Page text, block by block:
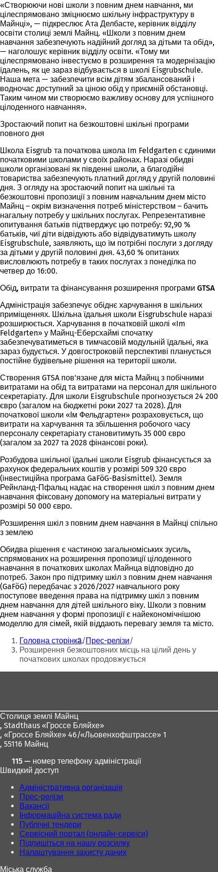
«Створюючи нові школи з повним днем навчання, ми
цілеспрямовано зміцнюємо шкільну інфраструктуру в
Майнці», — підкреслює Ата Делбасте, керівник відділу
освіти столиці землі Майнц. «Школи з повним днем
навчання забезпечують надійний догляд за дітьми та обід»,
— наголошує керівник відділу освіти. «Тому ми
цілеспрямовано інвестуємо в розширення та модернізацію
їдалень, як це зараз відбувається в школі Eisgrubschule.
Наша мета — забезпечити всім дітям збалансований і
водночас доступний за ціною обід у приємній обстановці.
Таким чином ми створюємо важливу основу для успішного
цілоденного навчання».
Зростаючий попит на безкоштовні шкільні програми
повного дня
Школа Eisgrub та початкова школа Im Feldgarten є єдиними
початковими школами у своїх районах. Наразі обидві
школи організовані як південні школи, а благодійні
товариства забезпечують платний догляд у другій половині
дня. З огляду на зростаючий попит на шкільні та
безкоштовні пропозиції з повним навчальним днем місто
Майнц – окрім визначення потреб міністерством – бачить
нагальну потребу у шкільних послугах. Репрезентативне
опитування батьків підтверджує цю потребу: 92,90 %
батьків, чиї діти відвідують або відвідуватимуть школу
Eisgrubschule, заявляють, що їм потрібні послуги з догляду
за дітьми у другій половині дня. 43,60 % опитаних
висловлюють потребу в таких послугах з понеділка по
четвер до 16:00.
Обід, витрати та фінансування розширення програми GTSA
Адміністрація забезпечує обіднє харчування в шкільних
приміщеннях. Шкільна їдальня школи Eisgrubschule наразі
розширюється. Харчування в початковій школі «Im
Feldgarten» у Майнц-Еберсхаймі спочатку
забезпечуватиметься в тимчасовій модульній їдальні, яка
зараз будується. У довгостроковій перспективі планується
постійне будівельне рішення на території школи.
Створення GTSA пов'язане для міста Майнц з побічними
витратами на обід та витратами на персонал для шкільного
секретаріату. Для школи Eisgrubschule прогнозується 24 200
євро (загалом на бюджетні роки 2027 та 2028). Для
початкової школи «Ім Фельдгартен» розраховується, що
витрати на харчування та збільшення робочого часу
персоналу секретаріату становитимуть 35 000 євро
(загалом за 2027 та 2028 фінансові роки).
Розбудова шкільної їдальні школи Eisgrub фінансується за
рахунок федеральних коштів у розмірі 509 320 євро
(інвестиційна програма GaFöG-Basismittel). Земля
Рейнланд-Пфальц надає на створення шкіл з повним днем
навчання фіксовану допомогу на матеріальні витрати у
розмірі 50 000 євро.
Розширення шкіл з повним днем навчання в Майнці спільно
з землею
Обидва рішення є частиною загальноміських зусиль,
спрямованих на розширення пропозиції цілоденного
навчання в початкових школах Майнца відповідно до
потреб. Закон про підтримку шкіл з повним днем навчання
(GaFöG) передбачає з 2026/2027 навчального року
поступове введення права на підтримку шкіл з повним
днем навчання для дітей шкільного віку. Школи з повним
днем навчання у формі пропозиції є найекономічнішою
моделлю для сімей, якій віддають перевагу земля та місто.
Ти
тут:
Головна сторінка Прес-релізи
Розширення безкоштовних місць на цілий день у
початкових школах продовжується
Столиця землі Майнц
, Stadthaus «Гроссе Бляйхе»
, «Гроссе Бляйхе» 46/«Льовенхофштрассе» 1
, 55116 Майнц
115 — номер телефону адміністрації
Швидкий доступ
Адміністративна організація
Прес-релізи
Вакансії
Інформаційна система ради
Публічні тендери
Сервісний портал (онлайн-сервіси)
Підпишіться на нашу розсилку
Налаштування захисту даних
Міська служба